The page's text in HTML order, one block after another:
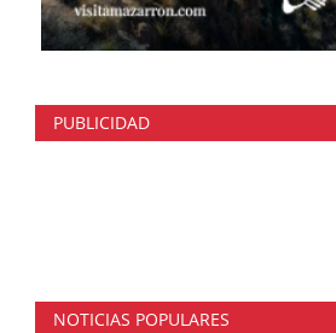
PUBLICIDAD
NOTICIAS POPULARES